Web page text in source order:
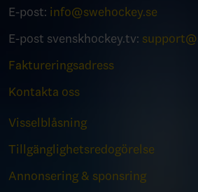
E-post: info@swehockey.se
E-post svenskhockey.tv:
Faktureringsadress
Kontakta oss
Visselblåsning
Tillgänglighetsredogörelse
Annonsering & sponsring